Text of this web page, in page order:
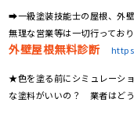
➡一級塗装技能士の屋根、外
無理な営業等は一切行ってお
外壁屋根無料診断
★色を塗る前にシミュレーシ
な塗料がいいの？ 業者はど